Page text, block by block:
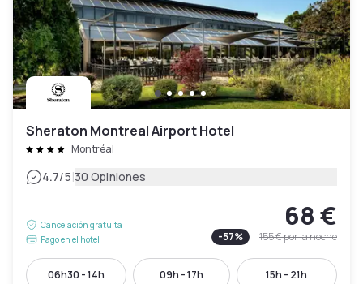
Sheraton Montreal Airport Hotel
Montréal
4.7/5|30 Opiniones
Cancelación gratuita
Pago en el hotel
68 €
-57% 155 €por la noche
06h30 - 14h 09h - 17h 15h - 21h